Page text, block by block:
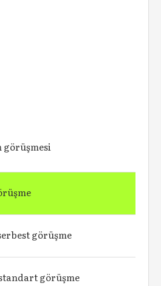
görüşmesi
görüşme
görüşme